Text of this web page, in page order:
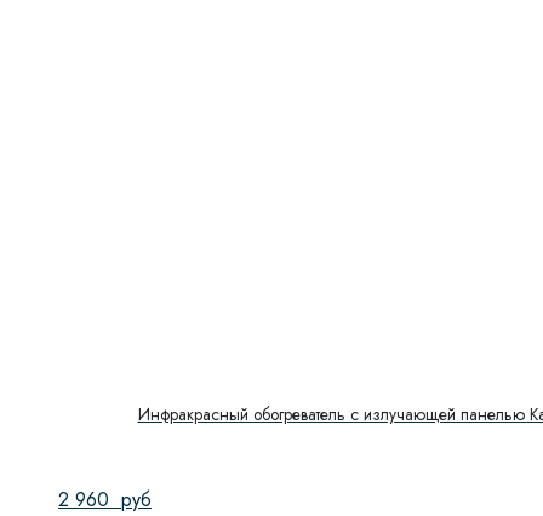
Инфракрасный обогреватель с излучающей панелью
2 960 руб